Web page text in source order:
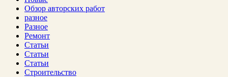
Обзор авторских работ
разное
Разное
Ремонт
Статьи
Статьи
Статьи
Строительство